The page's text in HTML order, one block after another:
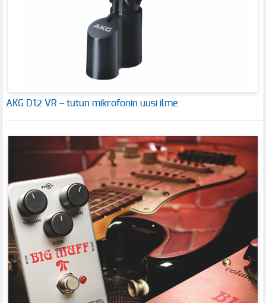
AKG D12 VR – tutun mikrofonin uusi ilme